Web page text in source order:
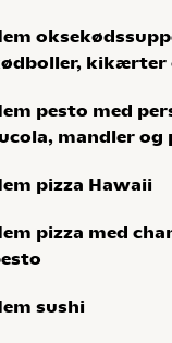
kikærter
pesto med
mandler og
pizza Hawaii
pizza med
sushi